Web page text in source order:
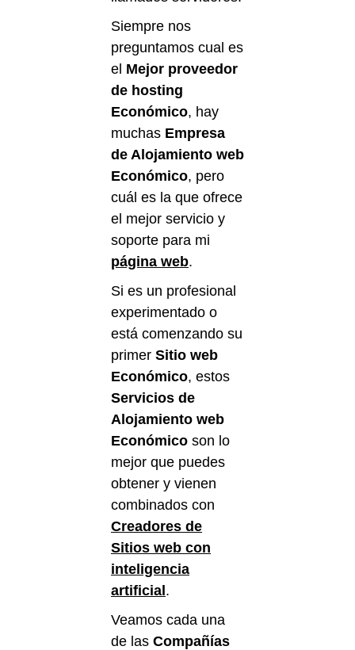
Siempre nos
preguntamos cual es
el Mejor proveedor
de hosting
Económico, hay
muchas Empresa
de Alojamiento web
Económico, pero
cuál es la que ofrece
el mejor servicio y
soporte para mi
página web.
Si es un profesional
experimentado o
está comenzando su
primer Sitio web
Económico, estos
Servicios de
Alojamiento web
Económico son lo
mejor que puedes
obtener y vienen
combinados con
Creadores de
Sitios web con
inteligencia
artificial .
Veamos cada una
de las Compañías